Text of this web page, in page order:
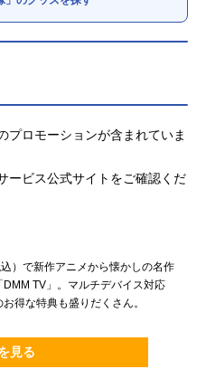
ロモーションが含まれていま
ービス公式サイトをご確認くだ
）で新作アニメから懐かしの名作
DMM TV」。マルチデバイス対応
得な特典も盛りだくさん。
見る